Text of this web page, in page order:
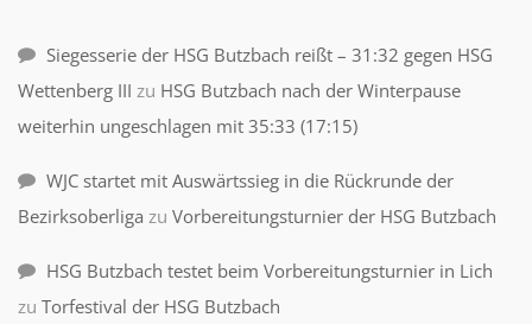
Siegesserie der HSG Butzbach reißt – 31:32 gegen HSG
Wettenberg III zu HSG Butzbach nach der Winterpause
weiterhin ungeschlagen mit 35:33 (17:15)
WJC startet mit Auswärtssieg in die Rückrunde der
Bezirksoberliga zu Vorbereitungsturnier der HSG Butzbach
HSG Butzbach testet beim Vorbereitungsturnier in Lich
zu Torfestival der HSG Butzbach